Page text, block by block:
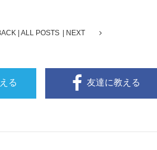
ALL POSTS NEXT
る 友達に教える